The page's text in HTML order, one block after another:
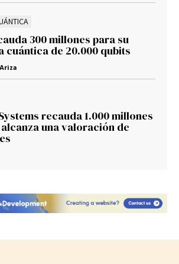
300 millones para su
cuántica de 20.000 qubits
recauda 1.000 millones
una valoración de